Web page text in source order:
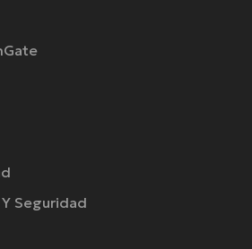
Seguridad